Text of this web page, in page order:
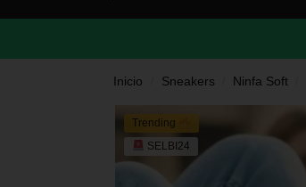
Inicio Sneakers Ninfa Soft
Trending
SELBI24